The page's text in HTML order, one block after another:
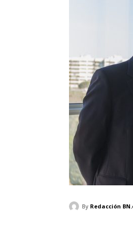
By Redacción